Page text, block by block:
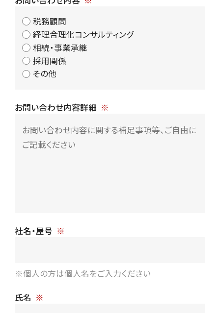
税務顧問
経理合理化コンサルティング
相続・事業承継
採用関係
その他
お問い合わせ内容詳細
社名・屋号
※個人の方は個人名をご入力ください
氏名